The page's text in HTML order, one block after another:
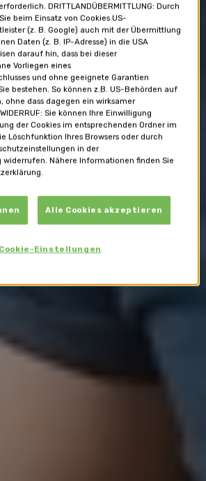
DRITTLANDÜBERMITTLUNG: Durch
beim Einsatz von Cookies US-
(z. B. Google) auch mit der Übermittlung
Daten (z. B. IP-Adresse) in die USA
darauf hin, dass bei dieser
Vorliegen eines
und ohne geeignete Garantien
bestehen. So können z.B. US-Behörden auf
ohne dass dagegen ein wirksamer
Sie können Ihre Einwilligung
der Cookies im entsprechenden Ordner im
Löschfunktion Ihres Browsers oder durch
in der
widerrufen. Nähere Informationen finden Sie
Alle Cookies akzeptieren
Cookie-Einstellungen